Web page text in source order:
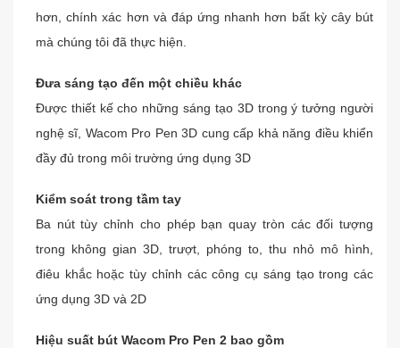
hơn, chính xác hơn và đáp ứng nhanh hơn bất kỳ cây bút
mà chúng tôi đã thực hiện.
Đưa sáng tạo đến một chiều khác
Được thiết kế cho những sáng tạo 3D trong ý tưởng người
nghệ sĩ, Wacom Pro Pen 3D cung cấp khả năng điều khiển
đầy đủ trong môi trường ứng dụng 3D
Kiểm soát trong tầm tay
Ba nút tùy chỉnh cho phép bạn quay tròn các đối tượng
trong không gian 3D, trượt, phóng to, thu nhỏ mô hình,
điêu khắc hoặc tùy chỉnh các công cụ sáng tạo trong các
ứng dụng 3D và 2D
Hiệu suất bút Wacom Pro Pen 2 bao gồm